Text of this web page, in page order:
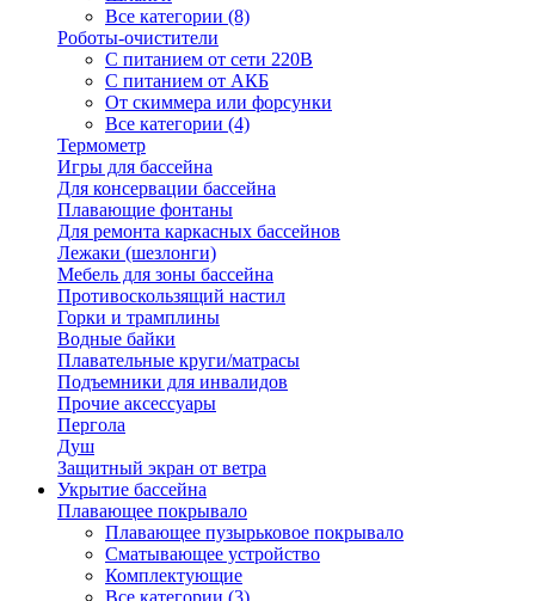
Все категории (8)
Роботы-очистители
С питанием от сети 220В
С питанием от АКБ
От скиммера или форсунки
Все категории (4)
Термометр
Игры для бассейна
Для консервации бассейна
Плавающие фонтаны
Для ремонта каркасных бассейнов
Лежаки (шезлонги)
Мебель для зоны бассейна
Противоскользящий настил
Горки и трамплины
Водные байки
Плавательные круги/матрасы
Подъемники для инвалидов
Прочие аксессуары
Пергола
Душ
Защитный экран от ветра
Укрытие бассейна
Плавающее покрывало
Плавающее пузырьковое покрывало
Сматывающее устройство
Комплектующие
Все категории (3)